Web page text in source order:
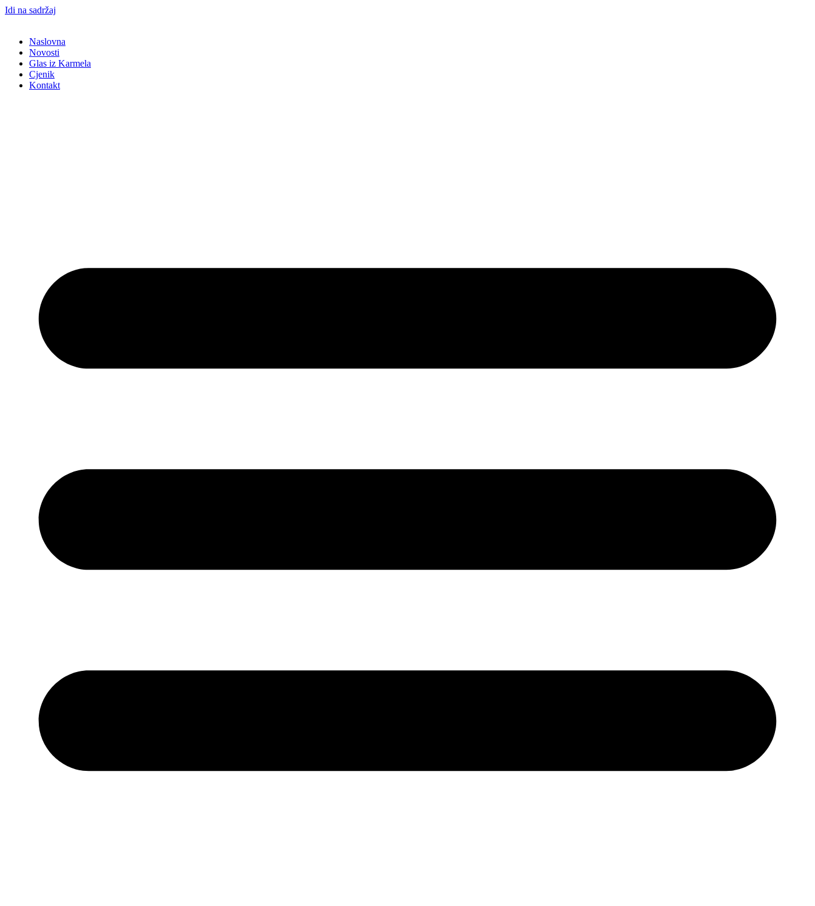
Idi na sadržaj
Naslovna
Novosti
Glas iz Karmela
Cjenik
Kontakt